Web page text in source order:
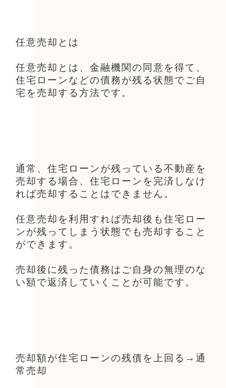
任意売却とは
任意売却とは、金融機関の同意を得て、
住宅ローンなどの債務が残る状態でご自
宅を売却する方法です。
通常、住宅ローンが残っている不動産を
売却する場合、住宅ローンを完済しなけ
れば売却することはできません。
任意売却を利用すれば売却後も住宅ロー
ンが残ってしまう状態でも売却すること
ができます。
売却後に残った債務はご自身の無理のな
い額で返済していくことが可能です。
売却額が住宅ローンの残債を上回る→通
常売却